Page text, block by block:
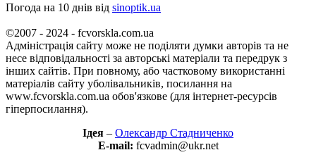
Погода на 10 днів від sinoptik.ua
©2007 - 2024 - fcvorskla.com.ua
Адміністрація сайту може не поділяти думки авторів та не
несе відповідальності за авторські матеріали та передрук з
інших сайтів. При повному, або частковому використанні
матеріалів сайту уболівальників, посилання на
www.fcvorskla.com.ua обов'язкове (для інтернет-ресурсів
гіперпосилання).
Ідея – Олександр Стадниченко
E-mail: fcvadmin@ukr.net